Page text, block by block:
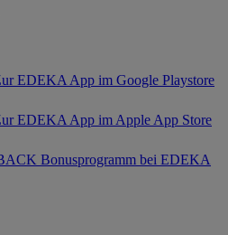
EDEKA App im Google Playstore
EDEKA App im Apple App Store
Bonusprogramm bei EDEKA